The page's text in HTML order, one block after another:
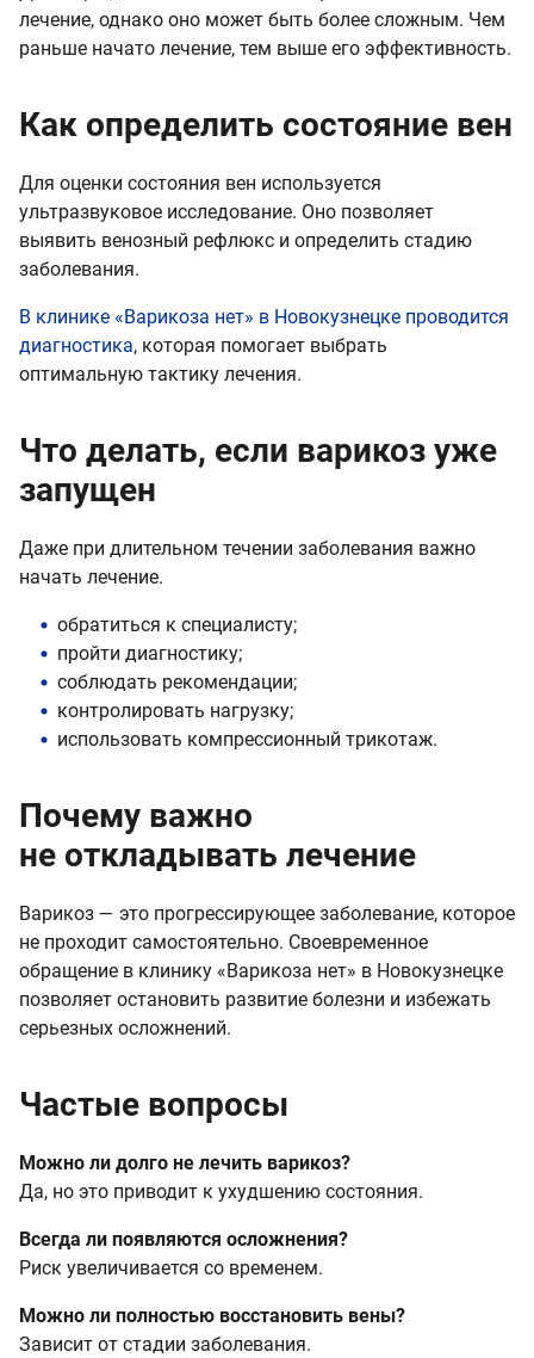
лечение, однако оно может быть более сложным. Чем
раньше начато лечение, тем выше его эффективность.
Как определить состояние вен
Для оценки состояния вен используется
ультразвуковое исследование. Оно позволяет
выявить венозный рефлюкс и определить стадию
заболевания.
В клинике «Варикоза нет» в Новокузнецке проводится
диагностика, которая помогает выбрать
оптимальную тактику лечения.
Что делать, если варикоз уже
запущен
Даже при длительном течении заболевания важно
начать лечение.
обратиться к специалисту;
пройти диагностику;
соблюдать рекомендации;
контролировать нагрузку;
использовать компрессионный трикотаж.
Почему важно
не откладывать лечение
Варикоз — это прогрессирующее заболевание, которое
не проходит самостоятельно. Своевременное
обращение в клинику «Варикоза нет» в Новокузнецке
позволяет остановить развитие болезни и избежать
серьезных осложнений.
Частые вопросы
Можно ли долго не лечить варикоз?
Да, но это приводит к ухудшению состояния.
Всегда ли появляются осложнения?
Риск увеличивается со временем.
Можно ли полностью восстановить вены?
Зависит от стадии заболевания.